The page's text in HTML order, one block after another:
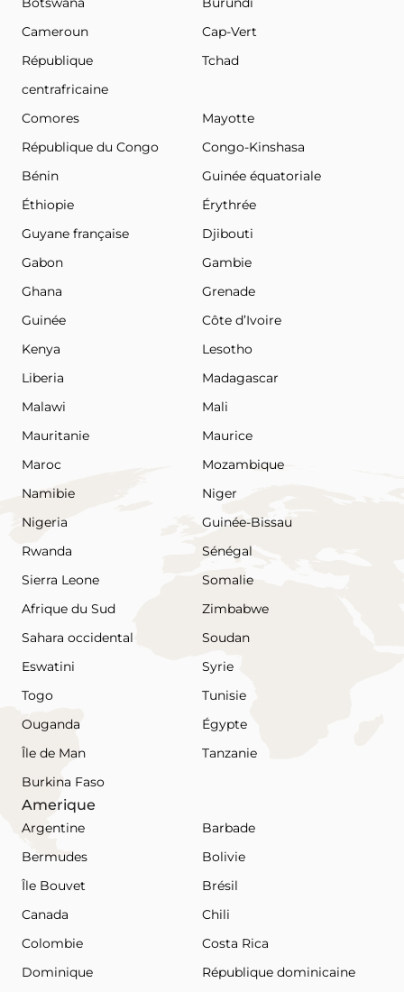
Cameroun
Cap-Vert
République
centrafricaine
Tchad
Comores
Mayotte
République du Congo
Congo-Kinshasa
Bénin
Guinée équatoriale
Éthiopie
Érythrée
Guyane française
Djibouti
Gabon
Gambie
Ghana
Grenade
Guinée
Côte d’Ivoire
Kenya
Lesotho
Liberia
Madagascar
Malawi
Mali
Mauritanie
Maurice
Maroc
Mozambique
Namibie
Niger
Nigeria
Guinée-Bissau
Rwanda
Sénégal
Sierra Leone
Somalie
Afrique du Sud
Zimbabwe
Sahara occidental
Soudan
Eswatini
Syrie
Togo
Tunisie
Ouganda
Égypte
Île de Man
Tanzanie
Burkina Faso
Amerique
Argentine
Barbade
Bermudes
Bolivie
Île Bouvet
Brésil
Canada
Chili
Colombie
Costa Rica
Dominique
République dominicaine